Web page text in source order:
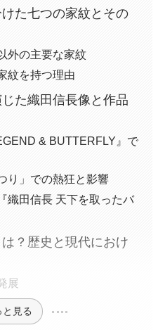
た七つの家紋とその
外の主要な家紋
紋を持つ理由
た織田信長像と作品
& BUTTERFLY』で
り」での熱狂と影響
織田信長 天下を取ったバ
？歴史と現代におけ
展
と見る